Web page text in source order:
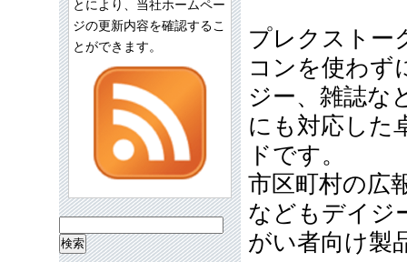
プレクストー
コンを使わず
ジー、雑誌な
にも対応した
ドです。
市区町村の広
などもデイジ
がい者向け製
とにより、当社ホームペー
ジの更新内容を確認するこ
とができます。
索: